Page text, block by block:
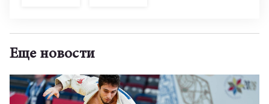
Еще новости